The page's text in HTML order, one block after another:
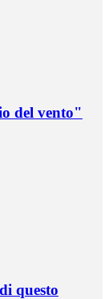
del vento"
questo